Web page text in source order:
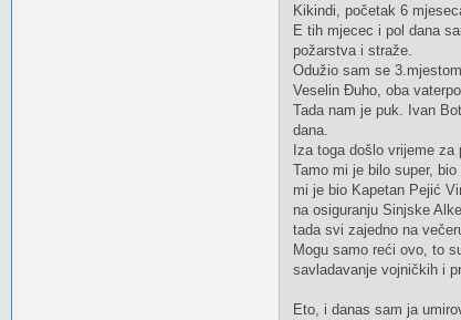
Kikindi, početak 6
E tih mjecec i pol dana
požarstva i straže.
Odužio sam se
Veselin Đuho, oba
Tada nam je puk. Ivan
dana.
Iza toga došlo vrijeme
Tamo mi je bilo super,
mi je bio Kapetan Pejić
na osiguranju Sinjske
tada svi zajedno na
Mogu samo reći ovo, to
savladavanje vojničkih i
Eto, i danas sam ja